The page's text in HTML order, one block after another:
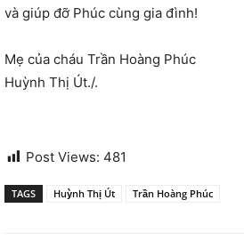
và giúp đỡ Phúc cùng gia đình!
Mẹ của cháu Trần Hoàng Phúc
Huỳnh Thị Út./.
Post Views: 481
TAGS Huỳnh Thị Út Trần Hoàng Phúc